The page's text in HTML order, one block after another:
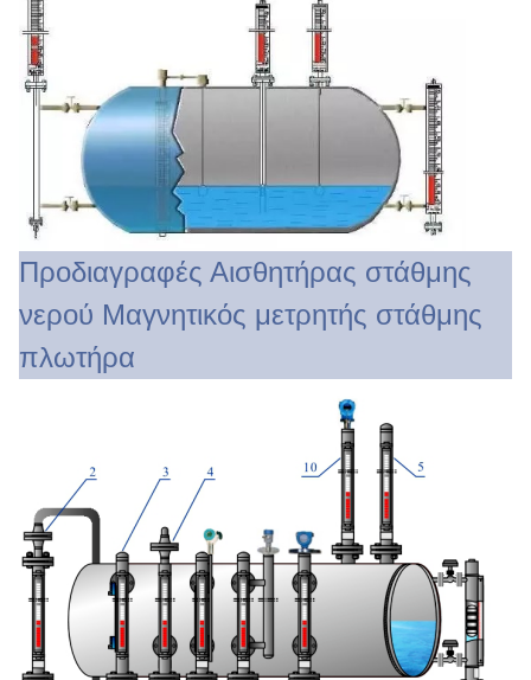
Προδιαγραφές Αισθητήρας στάθμης
νερού Μαγνητικός μετρητής στάθμης
πλωτήρα